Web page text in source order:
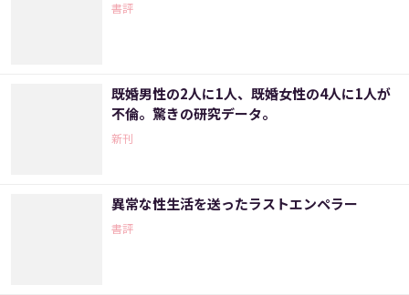
書評
既婚男性の2人に1人、既婚女性の4人に1人が
不倫。驚きの研究データ。
新刊
異常な性生活を送ったラストエンペラー
書評